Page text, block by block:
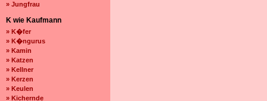
» Jungfrau
K wie Kaufmann
» K�fer
» K�ngurus
» Kamin
» Katzen
» Kellner
» Kerzen
» Keulen
» Kichernde